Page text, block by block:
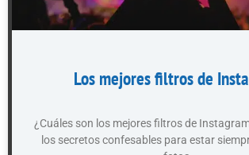
Los mejores filtros de
¿Cuáles son los mejores filtros de
los secretos confesables para estar